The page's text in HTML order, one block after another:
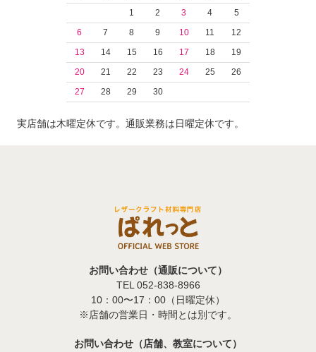
1
2 3 4
5
6
7 8 9 10 11
12
13
14 15 16 17 18
19
20
21 22 23 24 25
26
27
28 29 30
実店舗は木曜定休です。通販業務は日曜定休です。
お問い合わせ（通販について）
TEL 052-838-8966
10：00〜17：00（日曜定休）
※店舗の営業日・時間とは別です。
お問い合わせ（店舗、教室について）